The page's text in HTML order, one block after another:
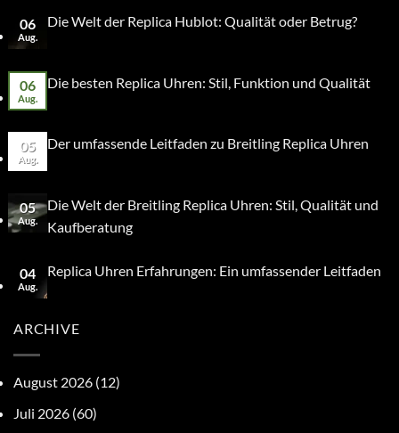
06
Aug.
Die Welt der Replica Hublot: Qualität oder Betrug?
06
Aug.
Die besten Replica Uhren: Stil, Funktion und Qualität
05
Aug.
Der umfassende Leitfaden zu Breitling Replica Uhren
05
Aug.
Die Welt der Breitling Replica Uhren: Stil, Qualität und
Kaufberatung
04
Aug.
Replica Uhren Erfahrungen: Ein umfassender Leitfaden
ARCHIVE
August 2026 (12)
Juli 2026 (60)